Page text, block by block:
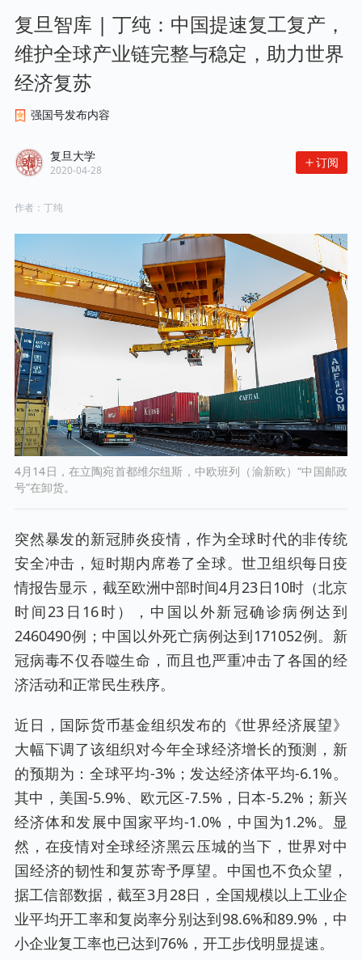
复旦智库 | 丁纯：中国提速复工复产，
维护全球产业链完整与稳定，助力世界
经济复苏
强国号发布内容
复旦大学
2020-04-28
订阅
作者： 丁纯
4月14日，在立陶宛首都维尔纽斯，中欧班列（渝新欧）“中国邮政
号”在卸货。
突然暴发的新冠肺炎疫情，作为全球时代的非传统
安全冲击，短时期内席卷了全球。世卫组织每日疫
情报告显示，截至欧洲中部时间4月23日10时（北京
时间23日16时），中国以外新冠确诊病例达到
2460490例；中国以外死亡病例达到171052例。新
冠病毒不仅吞噬生命，而且也严重冲击了各国的经
济活动和正常民生秩序。
近日，国际货币基金组织发布的《世界经济展望》
大幅下调了该组织对今年全球经济增长的预测，新
的预期为：全球平均-3%；发达经济体平均-6.1%。
其中，美国-5.9%、欧元区-7.5%，日本-5.2%；新兴
经济体和发展中国家平均-1.0%，中国为1.2%。显
然，在疫情对全球经济黑云压城的当下，世界对中
国经济的韧性和复苏寄予厚望。中国也不负众望，
据工信部数据，截至3月28日，全国规模以上工业企
业平均开工率和复岗率分别达到98.6%和89.9%，中
小企业复工率也已达到76%，开工步伐明显提速。